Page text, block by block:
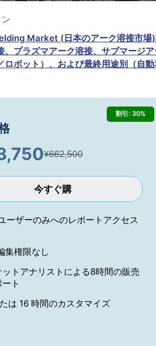
Market (日本のアーク溶接市場)
、プラズマアーク溶接、サブマージ
ロボット）、および最終用途別（自
割引: 30%
¥662,500
今すぐ購
ーザーのみへのレポートアクセス
集権限なし
ットアナリストによる8時間の販売
ト
は 16 時間のカスタマイズ